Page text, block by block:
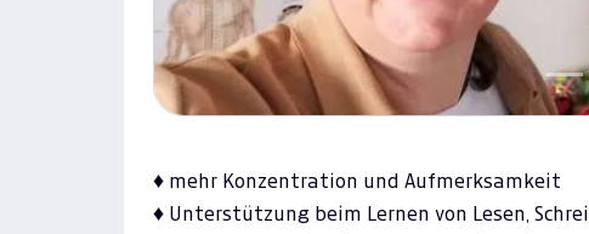
♦ mehr Konzentration und Aufmerksamkeit
♦ Unterstützung beim Lernen von Lesen,